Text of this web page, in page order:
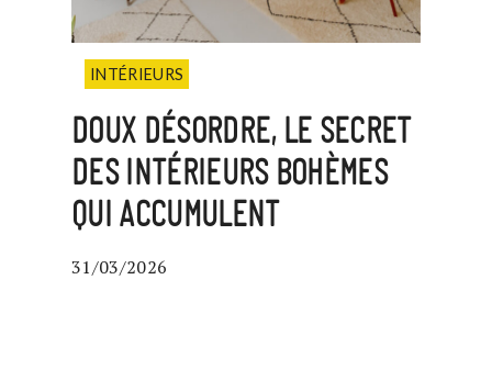
INTÉRIEURS
DOUX DÉSORDRE, LE SECRET
DES INTÉRIEURS BOHÈMES
QUI ACCUMULENT
31/03/2026